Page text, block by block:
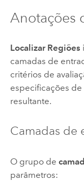
Anotações
Localizar Regiões
camadas de
critérios de
especificações
resultante.
Camadas de
O grupo de
parâmetros: